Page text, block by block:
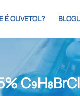
É OLIVETOL?